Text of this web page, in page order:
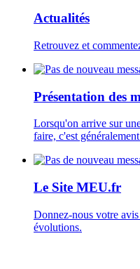
Actualités
Retrouvez et
Présentation des
Lorsqu'on arrive sur
faire, c'est
Le Site MEU.fr
Donnez-nous votre
évolutions.